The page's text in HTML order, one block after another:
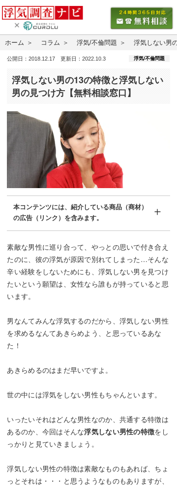
ホーム コラム 浮気/不倫問題 浮気しない男
公開日：2018.12.17 更新日：2022.10.3 浮気/不倫問題
浮気しない男の13の特徴と浮気しない
男の見つけ方【無料相談窓口】
本コンテンツには、紹介している商品（商材）
の広告（リンク）を含みます。
素敵な男性に巡り合って、やっとの思いで付き合え
たのに、彼の浮気が原因で別れてしまった…そんな
辛い経験をしないためにも、浮気しない男を見つけ
たいという願望は、女性なら誰もが持っていると思
います。
男なんてみんな浮気するのだから、浮気しない男性
を求めるなんてあきらめよう、と思っているあな
た！
あきらめるのはまだ早いですよ。
世の中には浮気をしない男性もちゃんといます。
いったいそれはどんな男性なのか、共通する特徴は
あるのか、今回はそんな浮気しない男性の特徴をし
っかりと見ていきましょう。
浮気しない男性の特徴は素敵なものもあれば、ちょ
っとそれは・・・と思うようなものもありますが、